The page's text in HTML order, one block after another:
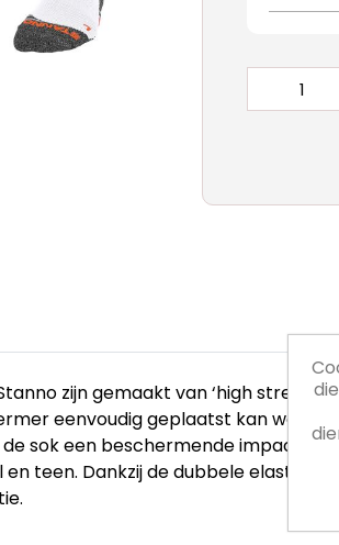
zijn gemaakt van ‘high
eenvoudig geplaatst kan
sok een beschermende impact
teen. Dankzij de dubbele